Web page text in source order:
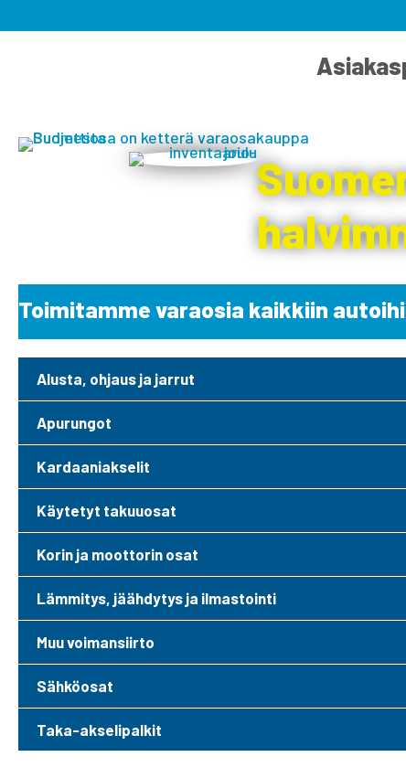
Toimitamme varaosia kaikkiin
Alusta, ohjaus ja jarrut
Apurungot
Kardaaniakselit
Käytetyt takuuosat
Korin ja moottorin osat
Lämmitys, jäähdytys ja ilmastointi
Muu voimansiirto
Sähköosat
Taka-akselipalkit